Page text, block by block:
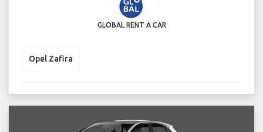
GLOBAL RENT A CAR
Opel Zafira